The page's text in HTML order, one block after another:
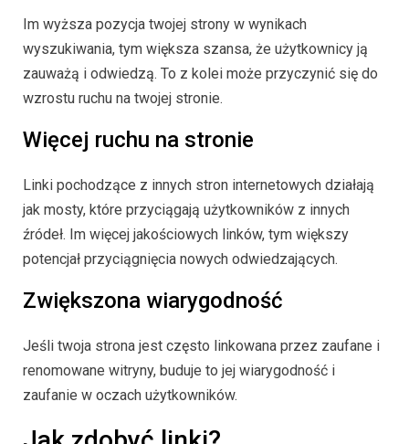
Im wyższa pozycja twojej strony w wynikach
wyszukiwania, tym większa szansa, że użytkownicy ją
zauważą i odwiedzą. To z kolei może przyczynić się do
wzrostu ruchu na twojej stronie.
Więcej ruchu na stronie
Linki pochodzące z innych stron internetowych działają
jak mosty, które przyciągają użytkowników z innych
źródeł. Im więcej jakościowych linków, tym większy
potencjał przyciągnięcia nowych odwiedzających.
Zwiększona wiarygodność
Jeśli twoja strona jest często linkowana przez zaufane i
renomowane witryny, buduje to jej wiarygodność i
zaufanie w oczach użytkowników.